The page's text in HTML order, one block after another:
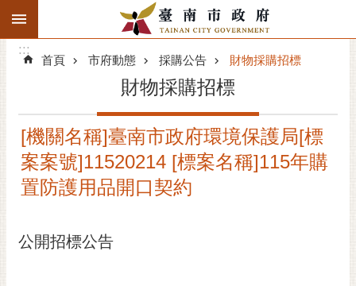
跳到主要內容區塊
搜
階
精彩府城
市府動態
:::
:::
首頁 市府動態 採購公告 財物採購招標
財物採購招標
[機關名稱]臺南市政府環境保護局[標
案案號]11520214 [標案名稱]115年購
置防護用品開口契約
公開招標公告